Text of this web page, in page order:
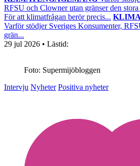
RFSU och Clowner utan gränser den
För att klimatfrågan berör precis...
Varför stödjer Sveriges Konsumenter,
grän...
29 jul 2026 • Lästid:
Foto: Supermijöbloggen
Intervju Nyheter Positiva nyheter